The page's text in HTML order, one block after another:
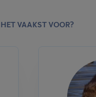
VAAKST VOOR?